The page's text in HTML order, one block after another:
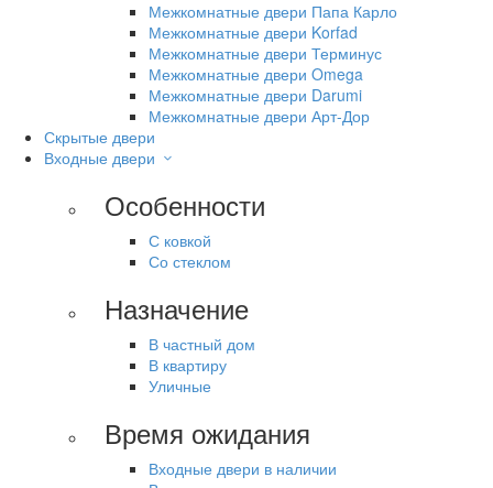
Межкомнатные двери Папа Карло
Межкомнатные двери Korfad
Межкомнатные двери Терминус
Межкомнатные двери Omega
Межкомнатные двери Darumi
Межкомнатные двери Арт-Дор
Скрытые двери
Входные двери
Особенности
С ковкой
Со стеклом
Назначение
В частный дом
В квартиру
Уличные
Время ожидания
Входные двери в наличии